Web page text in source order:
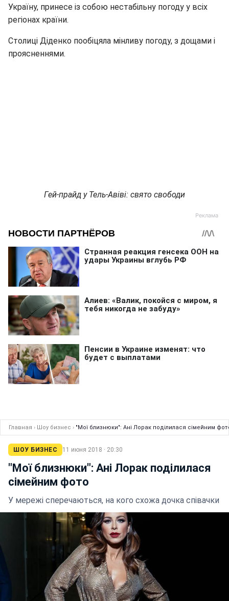
Україну, принесе із собою нестабільну погоду у всіх
регіонах країни.
Столиці Діденко пообіцяла мінливу погоду, з дощами і
проясненнями.
Гей-прайд у Тель-Авіві: свято свободи
Главная › Шоу бизнес › "Мої близнюки": Ані Лорак поділилася сімейним
ШОУ БИЗНЕС 11 июня 2018 · 20:30
"Мої близнюки": Ані Лорак поділилася
сімейним фото
У мережі сперечаються, на кого схожа дочка співачки